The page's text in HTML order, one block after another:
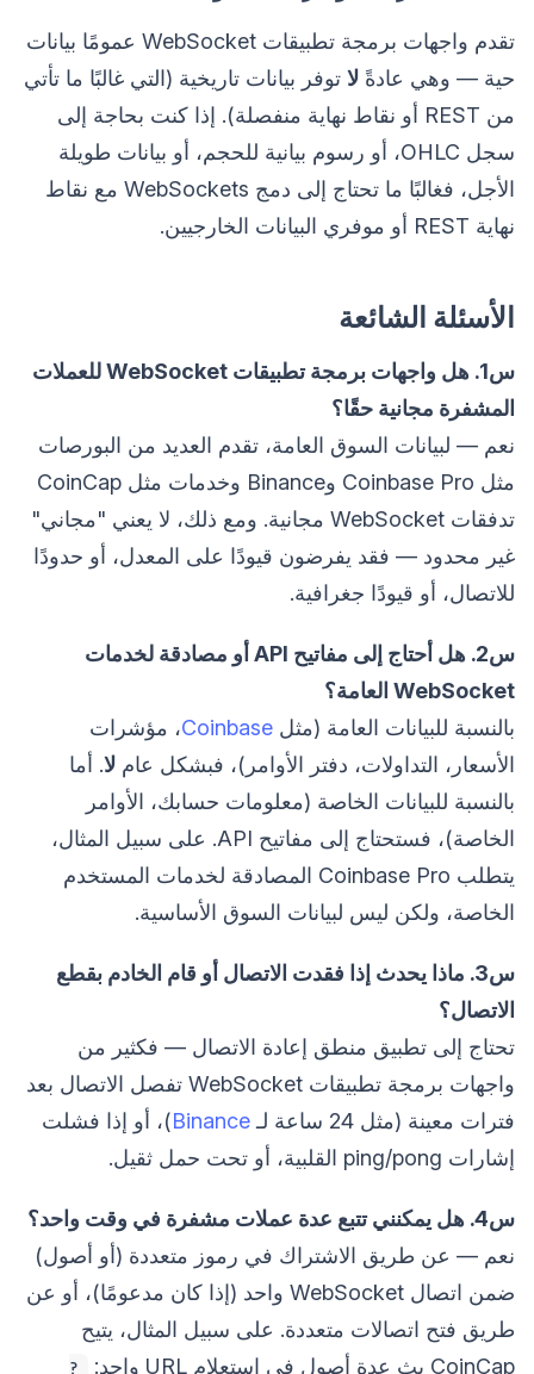
تقدم واجهات برمجة تطبيقات WebSocket عمومًا بيانات
حية — وهي عادةً لا توفر بيانات تاريخية (التي غالبًا ما تأتي
من REST أو نقاط نهاية منفصلة). إذا كنت بحاجة إلى
سجل OHLC، أو رسوم بيانية للحجم، أو بيانات طويلة
الأجل، فغالبًا ما تحتاج إلى دمج WebSockets مع نقاط
نهاية REST أو موفري البيانات الخارجيين.
الأسئلة الشائعة
س1. هل واجهات برمجة تطبيقات WebSocket للعملات
المشفرة مجانية حقًا؟
نعم — لبيانات السوق العامة، تقدم العديد من البورصات
مثل Coinbase Pro وBinance وخدمات مثل CoinCap
تدفقات WebSocket مجانية. ومع ذلك، لا يعني "مجاني"
غير محدود — فقد يفرضون قيودًا على المعدل، أو حدودًا
للاتصال، أو قيودًا جغرافية.
س2. هل أحتاج إلى مفاتيح API أو مصادقة لخدمات
WebSocket العامة؟
بالنسبة للبيانات العامة (مثل Coinbase، مؤشرات
الأسعار، التداولات، دفتر الأوامر)، فبشكل عام لا. أما
بالنسبة للبيانات الخاصة (معلومات حسابك، الأوامر
الخاصة)، فستحتاج إلى مفاتيح API. على سبيل المثال،
يتطلب Coinbase Pro المصادقة لخدمات المستخدم
الخاصة، ولكن ليس لبيانات السوق الأساسية.
س3. ماذا يحدث إذا فقدت الاتصال أو قام الخادم بقطع
الاتصال؟
تحتاج إلى تطبيق منطق إعادة الاتصال — فكثير من
واجهات برمجة تطبيقات WebSocket تفصل الاتصال بعد
فترات معينة (مثل 24 ساعة لـ
Binance)، أو إذا فشلت
إشارات ping/pong القلبية، أو تحت حمل ثقيل.
س4. هل يمكنني تتبع عدة عملات مشفرة في وقت واحد؟
نعم — عن طريق الاشتراك في رموز متعددة (أو أصول)
ضمن اتصال WebSocket واحد (إذا كان مدعومًا)، أو عن
طريق فتح اتصالات متعددة. على سبيل المثال، يتيح
CoinCap بث عدة أصول في استعلام URL واحد:
?